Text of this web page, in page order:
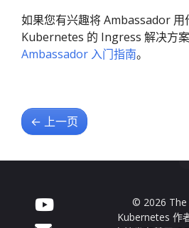
如果您有兴趣将 Ambassador 用
Kubernetes 的 Ingress 解决方
Ambassador 入门指南。
← 上一页
© 2026 The
Kubernetes 作